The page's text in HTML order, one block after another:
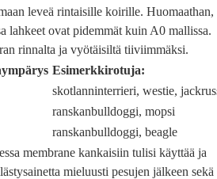
leveä rintaisille koirille. Huomaathan,
lahkeet ovat pidemmät kuin A0 mallissa.
rinnalta ja vyötäisiltä tiiviimmäksi.
Esimerkkirotuja:
skotlanninterrieri, westie,
ranskanbulldoggi, mopsi
ranskanbulldoggi, beagle
membrane kankaisiin tulisi käyttää ja
mieluusti pesujen jälkeen sekä